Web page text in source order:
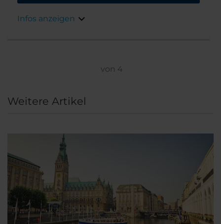
Infos anzeigen
von 4
Weitere Artikel